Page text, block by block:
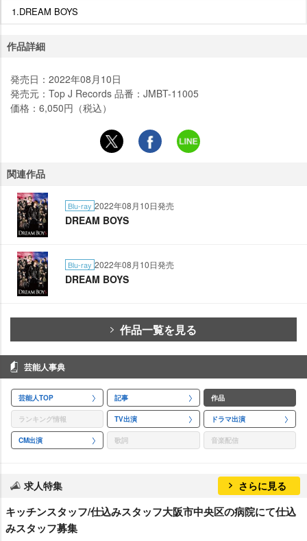
1.DREAM BOYS
作品詳細
発売日：2022年08月10日
発売元：Top J Records 品番：JMBT-11005
価格：6,050円（税込）
関連作品
Blu-ray 2022年08月10日発売
DREAM BOYS
Blu-ray 2022年08月10日発売
DREAM BOYS
作品一覧を見る
芸能人事典
芸能人TOP 記事 作品
ランキング情報 TV出演 ドラマ出演
CM出演 歌詞 音楽配信
求人特集 さらに見る
キッチンスタッフ/仕込みスタッフ大阪市中央区の病院にて仕込
みスタッフ募集